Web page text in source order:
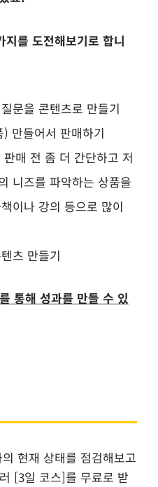
지를 도전해보기로 합니
문을 콘텐츠로 만들기
만들어서 판매하기
매 전 좀 더 간단하고 저
니즈를 파악하는 상품을
이나 강의 등으로 많이
츠 만들기
통해 성과를 만들 수 있
현재 상태를 점검해보고
[3일 코스]를 무료로 받